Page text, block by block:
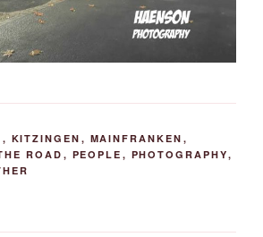
, KITZINGEN , MAINFRANKEN ,
ROAD , PEOPLE , PHOTOGRAPHY,